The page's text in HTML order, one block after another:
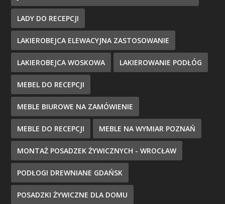
LADY DO RECEPCJI
LAKIEROBEJCA ELEWACYJNA ZASTOSOWANIE
LAKIEROBEJCA WOSKOWA LAKIEROWANIE PODŁÓG
MEBEL DO RECEPCJI
MEBLE BIUROWE NA ZAMÓWIENIE
MEBLE DO RECEPCJI MEBLE NA WYMIAR POZNAŃ
MONTAŻ POSADZEK ŻYWICZNYCH - WROCŁAW
PODŁOGI DREWNIANE GDAŃSK
POSADZKI ŻYWICZNE DLA DOMU